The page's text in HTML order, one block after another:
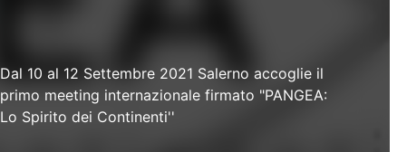
Dal 10 al 12 Settembre 2021 Salerno accoglie il
primo meeting internazionale firmato "PANGEA:
Lo Spirito dei Continenti''